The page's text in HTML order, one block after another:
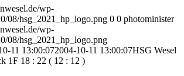
wp-
08/hsg_2021_hp_logo.png 0 0 photominister
wp-
08/hsg_2021_hp_logo.png
11 13:00:072004-10-11 13:00:07HSG Wesel
1F 18 : 22 ( 12 : 12 )